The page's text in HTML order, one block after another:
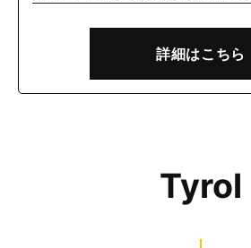
詳細はこちら
Tyrol